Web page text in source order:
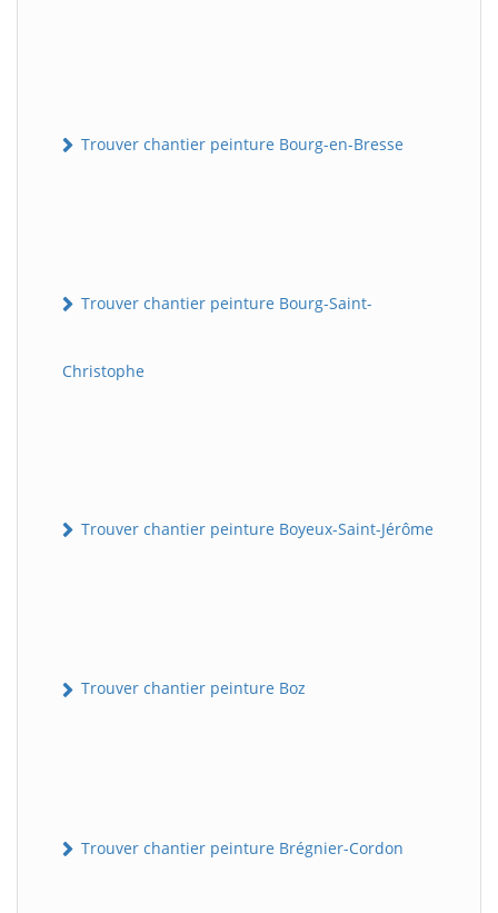
Trouver chantier peinture Bourg-en-Bresse
Trouver chantier peinture Bourg-Saint-
Christophe
Trouver chantier peinture Boyeux-Saint-Jérôme
Trouver chantier peinture Boz
Trouver chantier peinture Brégnier-Cordon